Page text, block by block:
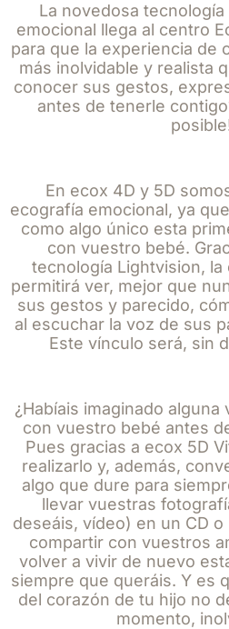
La novedosa
emocional llega al centro
para que la experiencia de
más inolvidable y realista
conocer sus gestos,
antes de tenerle
En ecox 4D y 5D
ecografía emocional, ya
como algo único esta
con vuestro bebé.
tecnología Lightvision,
permitirá ver, mejor que
sus gestos y parecido,
al escuchar la voz de sus
Este vínculo será, sin
¿Habíais imaginado
con vuestro bebé antes
Pues gracias a ecox 5D
realizarlo y, además,
algo que dure para
llevar vuestras
deseáis, vídeo) en un CD o
compartir con vuestros
volver a vivir de nuevo
siempre que queráis. Y es
del corazón de tu hijo no
momento,